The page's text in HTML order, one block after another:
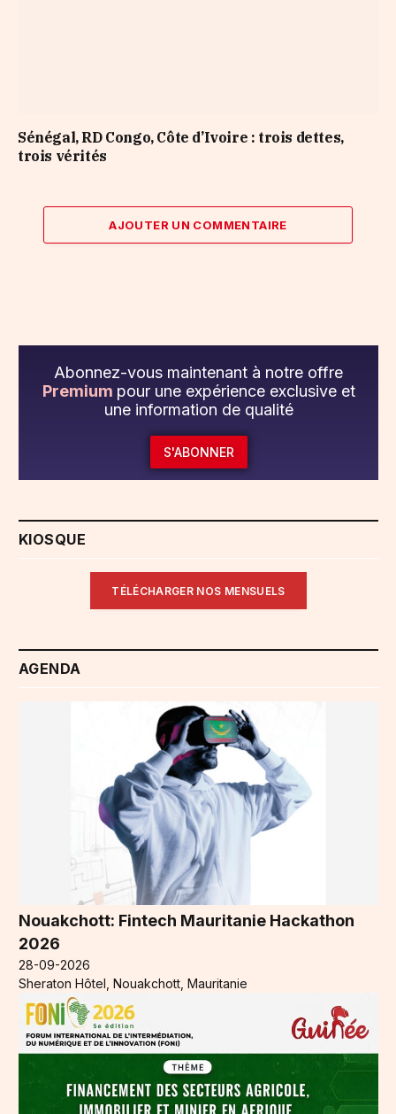
Sénégal, RD Congo, Côte d’Ivoire : trois dettes,
trois vérités
AJOUTER UN COMMENTAIRE
Abonnez-vous maintenant à notre offre
Premium pour une expérience exclusive et
une information de qualité
S'ABONNER
KIOSQUE
TÉLÉCHARGER NOS MENSUELS
AGENDA
Nouakchott: Fintech Mauritanie Hackathon
2026
28-09-2026
Sheraton Hôtel, Nouakchott, Mauritanie